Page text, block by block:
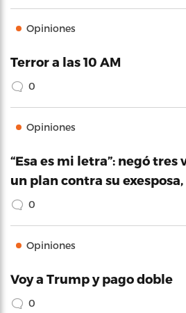
Opiniones
Terror a las 10 AM
0
Opiniones
“Esa es mi letra”: negó tres
un plan contra su
0
Opiniones
Voy a Trump y pago doble
0